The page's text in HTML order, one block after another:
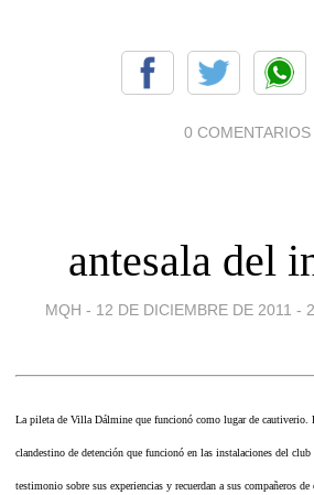
0 COMENTARIOS
antesala del
MQH - 12 DE DICIEMBRE DE 2011 -
La pileta de Villa Dálmine que funcionó como lugar de cautiverio.
clandestino de detención que funcionó en las instalaciones del
testimonio sobre sus experiencias y recuerdan a sus compañeros de